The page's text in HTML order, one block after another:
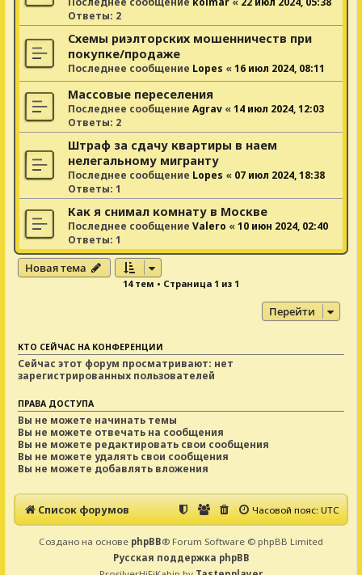
Ответы: 2
Схемы риэлторских мошенничеств при
покупке/продаже
Последнее сообщение Lopes «16 июл 2024, 08:11
Массовые переселения
Последнее сообщение Agrav «14 июл 2024, 12:03
Ответы: 2
Штраф за сдачу квартиры в наем
нелегальному мигранту
Последнее сообщение Lopes « 07 июл 2024, 18:38
Ответы: 1
Как я снимал комнату в Москве
Последнее сообщение Valero «10 июн 2024, 02:40
Ответы: 1
Новая тема
14 тем • Страница 1 из 1
Перейти
КТО СЕЙЧАС НА КОНФЕРЕНЦИИ
Сейчас этот форум просматривают: нет
зарегистрированных пользователей
ПРАВА ДОСТУПА
Вы не можете начинать темы
Вы не можете отвечать на сообщения
Вы не можете редактировать свои сообщения
Вы не можете удалять свои сообщения
Вы не можете добавлять вложения
Список форумов Часовой пояс:UTC
Создано на основе phpBB® Forum Software © phpBB Limited
Русская поддержка phpBB